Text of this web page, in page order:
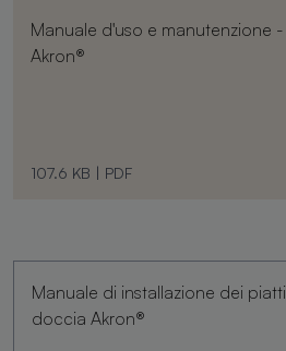
Manuale d'uso e manutenzione -
Akron®
107.6 KB | PDF
Manuale di installazione dei piatti
doccia Akron®